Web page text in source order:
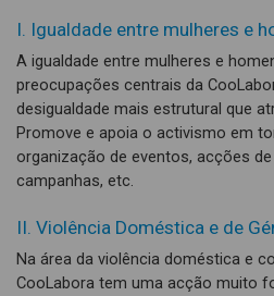
I. Igualdade entre mulheres e
A igualdade entre mulheres e
preocupações centrais da
desigualdade mais estrutural que
Promove e apoia o activismo em
organização de eventos, acções
campanhas, etc.
II. Violência Doméstica e de
Na área da violência doméstica e
CooLabora tem uma acção muito